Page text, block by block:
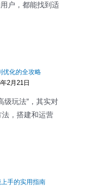
户，都能找到适
优化的全攻略
2月21日
级玩法”，其实对
，搭建和运营
手的实用指南